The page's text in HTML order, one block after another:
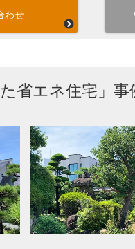
わせ
省エネ住宅」